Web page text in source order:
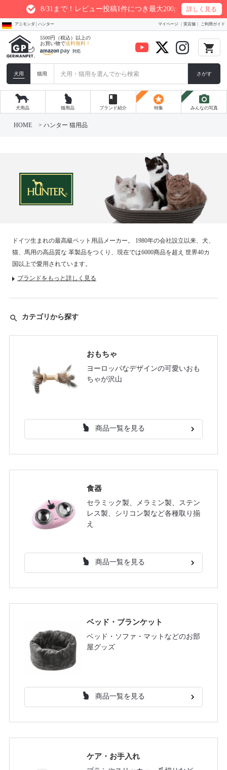
8/31まで！レビュー投稿1件につき最大200ptプレゼント 詳しく見る
アニモンダ | ハンター マイページ 実店舗 ご利用ガイド
5500円（税込）以上の
お買い物で送料無料！ local_grocery_store
犬用 猫用 さがす
犬用品 猫用品
book
ブランド紹介
stars
特集
photo_camera
みんなの写真
HOME ハンター 猫用品
ドイツ生まれの最高級ペット用品メーカー。
1980年の会社設立以来、犬、
猫、馬用の高品質な 革製品をつくり、現在では6000商品を超え 世界40カ
国以上で愛用されています。
ブランドをもっと詳しく見る
search カテゴリから探す
おもちゃ
ヨーロッパなデザインの可愛いおも
ちゃが沢山
商品一覧を見る
食器
セラミック製、メラミン製、ステン
レス製、シリコン製など各種取り揃
え
商品一覧を見る
ベッド・ブランケット
ベッド・ソファ・マットなどのお部
屋グッズ
商品一覧を見る
ケア・お手入れ